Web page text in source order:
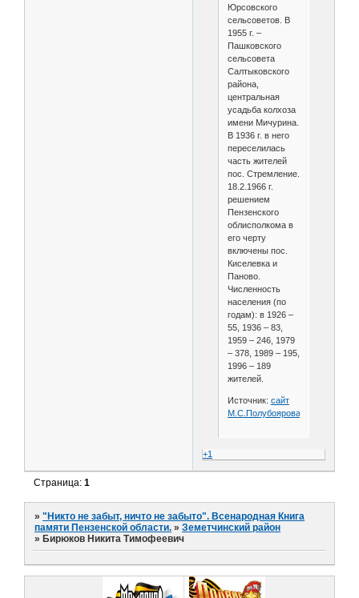
Юрсовского
сельсоветов. В
1955 г. –
Пашковского
сельсовета
Салтыковского
района,
центральная
усадьба колхоза
имени Мичурина.
В 1936 г. в него
переселилась
часть жителей
пос. Стремление.
18.2.1966 г.
решением
Пензенского
облисполкома в
его черту
включены пос.
Киселевка и
Паново.
Численность
населения (по
годам): в 1926 –
55, 1936 – 83,
1959 – 246, 1979
– 378, 1989 – 195,
1996 – 189
жителей.
Источник: сайт
М.С.Полубоярова
+1
Страница:1
»"Никто не забыт, ничто не забыто". Всенародная Книга
памяти Пензенской области. »Земетчинский район
»Бирюков Никита Тимофеевич